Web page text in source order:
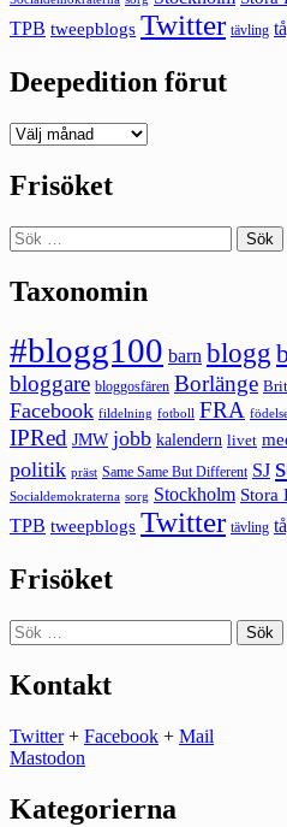
TPB tweepblogs Twitter tävling
Deepedition förut
Deepedition
Frisöket
Sök
efter:
Taxonomin
#blogg100 barn blogg
bloggare bloggosfären Borlänge
Facebook fildelning fotboll FRA
IPRed JMW jobb kalendern livet
politik präst Same Same But Different SJ
Socialdemokraterna sorg Stockholm Stora
TPB tweepblogs Twitter tävling
Frisöket
Sök
efter:
Kontakt
Twitter+ Facebook + Mail
Mastodon
Kategorierna